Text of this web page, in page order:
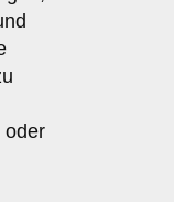
oder